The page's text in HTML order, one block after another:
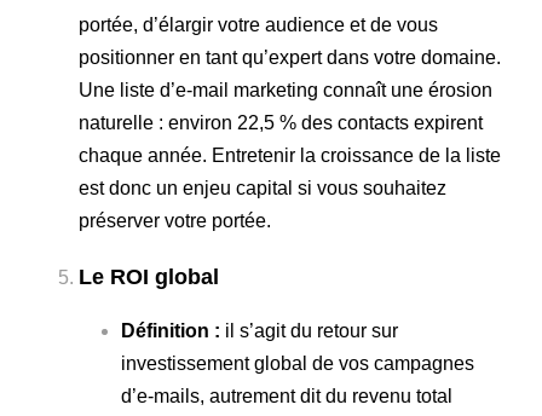
portée, d’élargir votre audience et de vous
positionner en tant qu’expert dans votre domaine.
Une liste d’e-mail marketing connaît une érosion
naturelle : environ 22,5 % des contacts expirent
chaque année. Entretenir la croissance de la liste
est donc un enjeu capital si vous souhaitez
préserver votre portée.
Le ROI global
Définition : il s’agit du retour sur
investissement global de vos campagnes
d’e-mails, autrement dit du revenu total